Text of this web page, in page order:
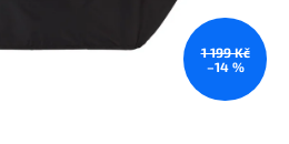
1 199 Kč
–14 %